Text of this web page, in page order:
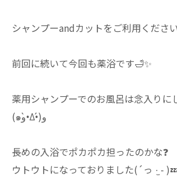
シャンプーandカットをご利用くださ
前回に続いて今回も薬浴です🛁✨️
薬用シャンプーでのお風呂は念入りに
(๑و•̀Δ•́)و
長めの入浴でポカポカ担ったのかな❓
ウトウトになっておりました(´っ ·̫ -